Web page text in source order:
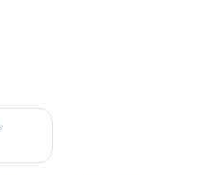
nächstes Wochenende, Aug.